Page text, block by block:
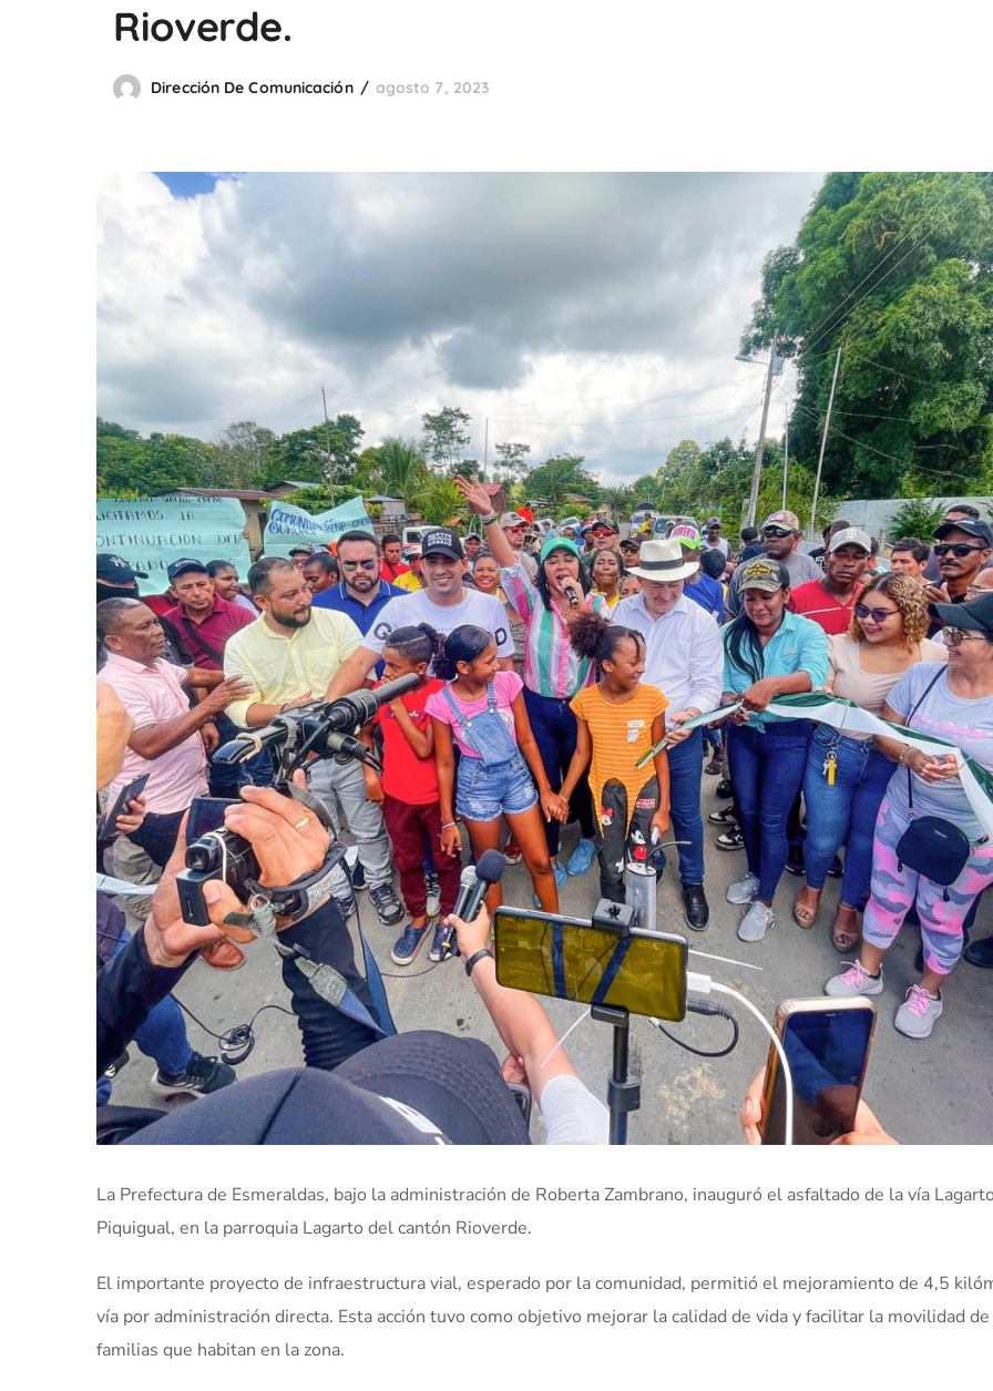
Rioverde.
Dirección De Comunicación agosto 7, 2023
La Prefectura de Esmeraldas, bajo la administración de Roberta Zambrano, inauguró el asfaltado de la vía
Piquigual, en la parroquia Lagarto del cantón Rioverde.
El importante proyecto de infraestructura vial, esperado por la comunidad, permitió el mejoramiento de 4,5
vía por administración directa. Esta acción tuvo como objetivo mejorar la calidad de vida y facilitar la movilidad
familias que habitan en la zona.